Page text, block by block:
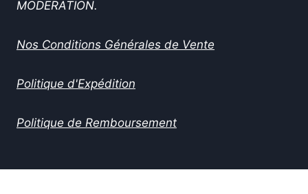
MODERATION.
Nos Conditions Générales de Vente
Politique d'Expédition
Politique de Remboursement